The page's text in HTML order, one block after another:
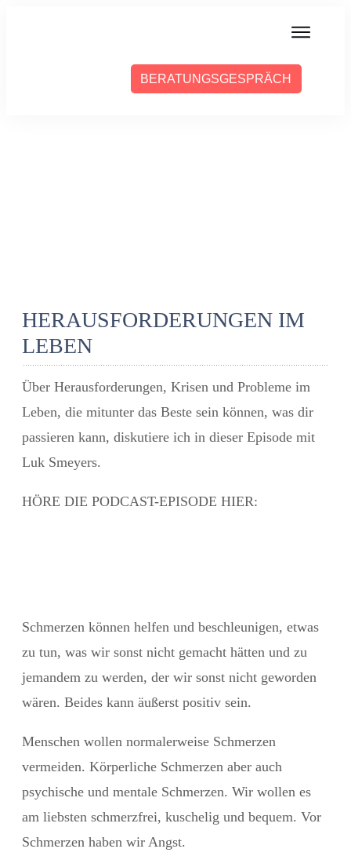
BERATUNGSGESPRÄCH
HERAUSFORDERUNGEN IM
LEBEN
Über Herausforderungen, Krisen und Probleme im
Leben, die mitunter das Beste sein können, was dir
passieren kann, diskutiere ich in dieser Episode mit
Luk Smeyers.
HÖRE DIE PODCAST-EPISODE HIER:
Schmerzen können helfen und beschleunigen, etwas
zu tun, was wir sonst nicht gemacht hätten und zu
jemandem zu werden, der wir sonst nicht geworden
wären. Beides kann äußerst positiv sein.
Menschen wollen normalerweise Schmerzen
vermeiden. Körperliche Schmerzen aber auch
psychische und mentale Schmerzen. Wir wollen es
am liebsten schmerzfrei, kuschelig und bequem. Vor
Schmerzen haben wir Angst.